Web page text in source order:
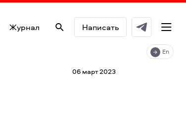
Написать
Журнал
En
06 март 2023